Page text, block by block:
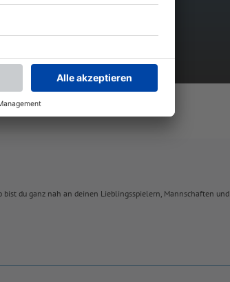
KANAL!
bist du ganz nah an deinen Lieblingsspielern, Mannschaften und